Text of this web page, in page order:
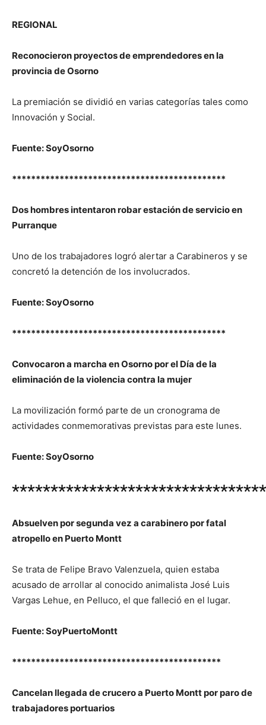
REGIONAL
Reconocieron proyectos de emprendedores en la
provincia de Osorno
La premiación se dividió en varias categorías tales como
Innovación y Social.
Fuente: SoyOsorno
*********************************************
Dos hombres intentaron robar estación de servicio en
Purranque
Uno de los trabajadores logró alertar a Carabineros y se
concretó la detención de los involucrados.
Fuente: SoyOsorno
*********************************************
Convocaron a marcha en Osorno por el Día de la
eliminación de la violencia contra la mujer
La movilización formó parte de un cronograma de
actividades conmemorativas previstas para este lunes.
Fuente: SoyOsorno
Absuelven por segunda vez a carabinero por fatal
atropello en Puerto Montt
Se trata de Felipe Bravo Valenzuela, quien estaba
acusado de arrollar al conocido animalista José Luis
Vargas Lehue, en Pelluco, el que falleció en el lugar.
Fuente: SoyPuertoMontt
********************************************
Cancelan llegada de crucero a Puerto Montt por paro de
trabajadores portuarios